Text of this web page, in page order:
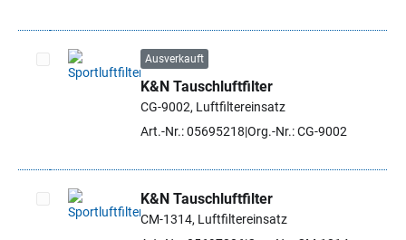
Artikel auswählen
Ausverkauft
K&N Tauschluftfilter
CG-9002, Luftfiltereinsatz
Art.-Nr.: 05695218 Org.-Nr.: CG-9002
Artikel auswählen
K&N Tauschluftfilter
CM-1314, Luftfiltereinsatz